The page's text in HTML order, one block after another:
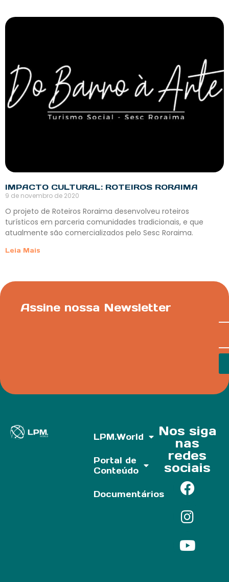
IMPACTO CULTURAL: ROTEIROS RORAIMA
9 de novembro de 2020
O projeto de Roteiros Roraima desenvolveu roteiros
turísticos em parceria comunidades tradicionais, e que
atualmente são comercializados pelo Sesc Roraima.
Leia Mais
Assine nossa Newsletter
LPM.World
Portal de
Conteúdo
Documentários
Nos siga
nas
redes
sociais